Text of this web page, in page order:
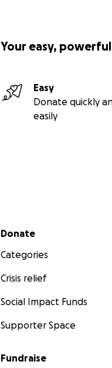
Your easy,
Easy
Donate quickly
easily
Secondary menu
Donate
Categories
Crisis relief
Social Impact Funds
Supporter Space
Fundraise